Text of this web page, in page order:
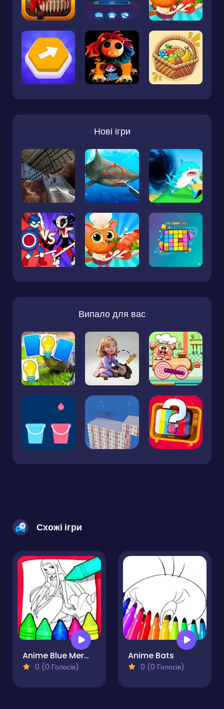
Нові ігри
Випало для вас
Схожі ігри
Anime Blue Mermaid Coloring
0 (0 Голосів)
Anime Bats
0 (0 Голосів)